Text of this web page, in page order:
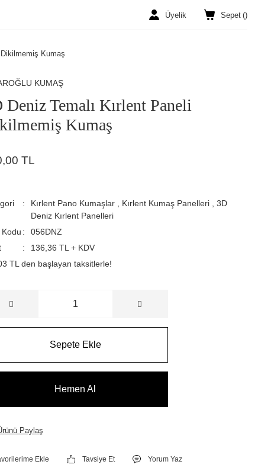
Üyelik Sepet ()
Kumaş
KUMAŞ
Deniz Temalı Kırlent Paneli
Kumaş
TL
Kırlent Pano Kumaşlar Kırlent Kumaş Panelleri ,3D
Deniz Kırlent Panelleri
056DNZ
136,36 TL + KDV
TL den başlayan taksitlerle!
Sepete Ekle
Hemen Al
Paylaş
Tavsiye Et Yorum Yaz